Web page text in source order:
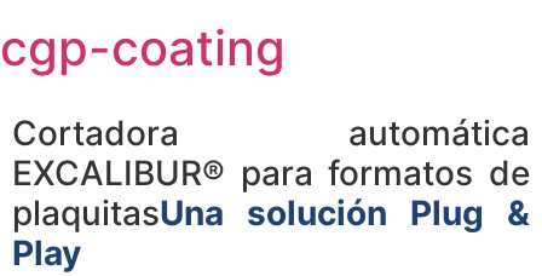
to
content
cgp-coating
Cortadora automática
EXCALIBUR® para formatos de
plaquitasUna solución Plug &
Play